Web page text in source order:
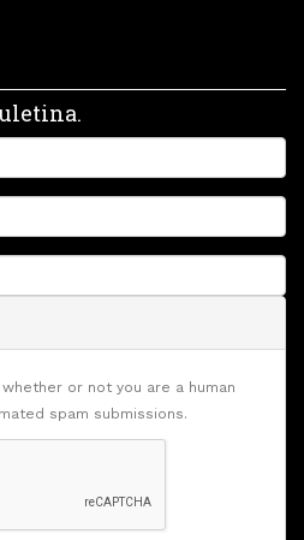
or not you are a human
spam submissions.